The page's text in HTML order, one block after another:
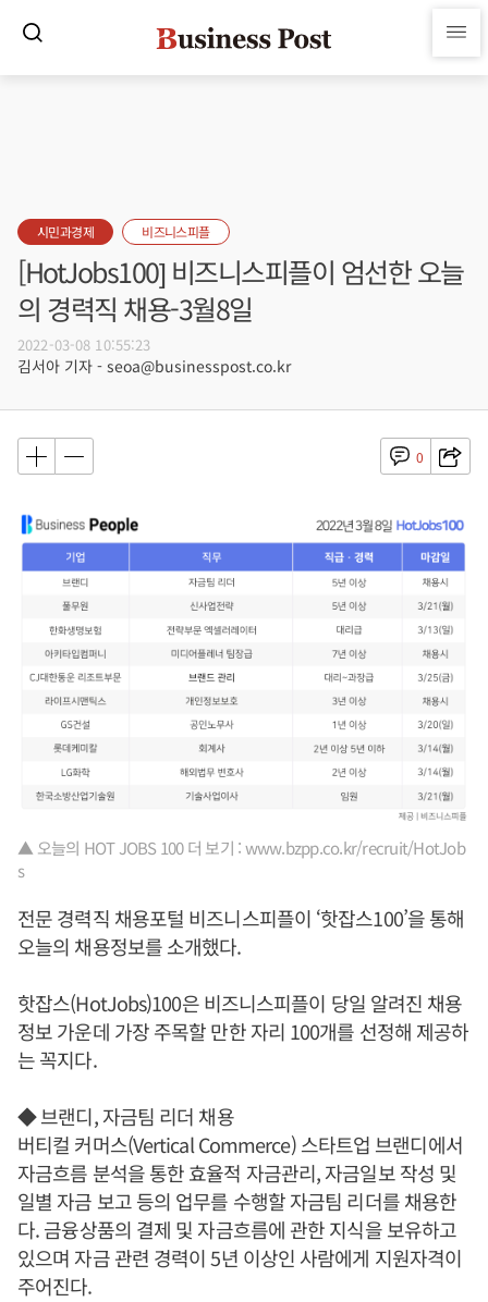
시민과경제 비즈니스피플
[HotJobs100] 비즈니스피플이 엄선한 오늘
의 경력직 채용-3월8일
2022-03-08 10:55:23
김서아 기자 - seoa@businesspost.co.kr
0
▲ 오늘의 HOT JOBS 100 더 보기 : www.bzpp.co.kr/recruit/HotJob
s
전문 경력직 채용포털 비즈니스피플이 ‘핫잡스100’을 통해
오늘의 채용정보를 소개했다.
핫잡스(HotJobs)100은 비즈니스피플이 당일 알려진 채용
정보 가운데 가장 주목할 만한 자리 100개를 선정해 제공하
는 꼭지다.
◆ 브랜디, 자금팀 리더 채용
버티컬 커머스(Vertical Commerce) 스타트업 브랜디에서
자금흐름 분석을 통한 효율적 자금관리, 자금일보 작성 및
일별 자금 보고 등의 업무를 수행할 자금팀 리더를 채용한
다. 금융상품의 결제 및 자금흐름에 관한 지식을 보유하고
있으며 자금 관련 경력이 5년 이상인 사람에게 지원자격이
주어진다.